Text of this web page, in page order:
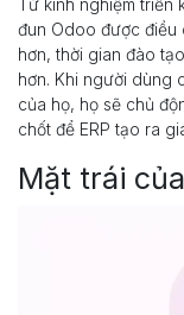
đun Odoo được
hơn, thời gian đào
hơn. Khi người dùng
của họ, họ sẽ chủ
chốt để ERP tạo ra
Mặt trái